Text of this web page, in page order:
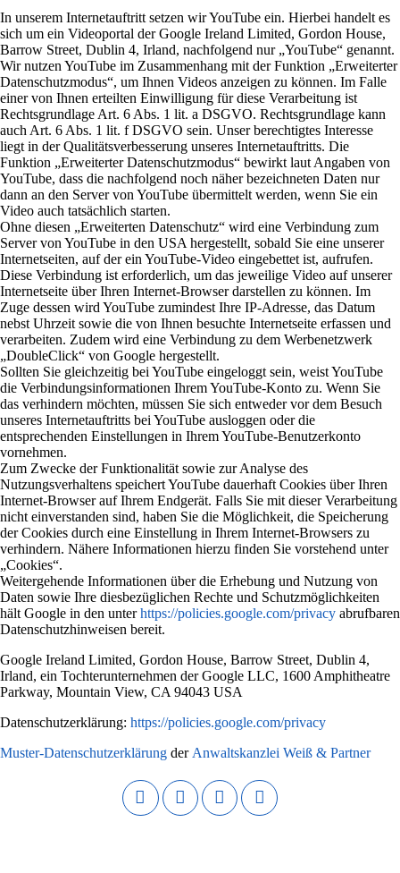
In unserem Internetauftritt setzen wir YouTube ein. Hierbei handelt es
sich um ein Videoportal der Google Ireland Limited, Gordon House,
Barrow Street, Dublin 4, Irland, nachfolgend nur „YouTube“ genannt.
Wir nutzen YouTube im Zusammenhang mit der Funktion „Erweiterter
Datenschutzmodus“, um Ihnen Videos anzeigen zu können. Im Falle
einer von Ihnen erteilten Einwilligung für diese Verarbeitung ist
Rechtsgrundlage Art. 6 Abs. 1 lit. a DSGVO. Rechtsgrundlage kann
auch Art. 6 Abs. 1 lit. f DSGVO sein. Unser berechtigtes Interesse
liegt in der Qualitätsverbesserung unseres Internetauftritts. Die
Funktion „Erweiterter Datenschutzmodus“ bewirkt laut Angaben von
YouTube, dass die nachfolgend noch näher bezeichneten Daten nur
dann an den Server von YouTube übermittelt werden, wenn Sie ein
Video auch tatsächlich starten.
Ohne diesen „Erweiterten Datenschutz“ wird eine Verbindung zum
Server von YouTube in den USA hergestellt, sobald Sie eine unserer
Internetseiten, auf der ein YouTube-Video eingebettet ist, aufrufen.
Diese Verbindung ist erforderlich, um das jeweilige Video auf unserer
Internetseite über Ihren Internet-Browser darstellen zu können. Im
Zuge dessen wird YouTube zumindest Ihre IP-Adresse, das Datum
nebst Uhrzeit sowie die von Ihnen besuchte Internetseite erfassen und
verarbeiten. Zudem wird eine Verbindung zu dem Werbenetzwerk
„DoubleClick“ von Google hergestellt.
Sollten Sie gleichzeitig bei YouTube eingeloggt sein, weist YouTube
die Verbindungsinformationen Ihrem YouTube-Konto zu. Wenn Sie
das verhindern möchten, müssen Sie sich entweder vor dem Besuch
unseres Internetauftritts bei YouTube ausloggen oder die
entsprechenden Einstellungen in Ihrem YouTube-Benutzerkonto
vornehmen.
Zum Zwecke der Funktionalität sowie zur Analyse des
Nutzungsverhaltens speichert YouTube dauerhaft Cookies über Ihren
Internet-Browser auf Ihrem Endgerät. Falls Sie mit dieser Verarbeitung
nicht einverstanden sind, haben Sie die Möglichkeit, die Speicherung
der Cookies durch eine Einstellung in Ihrem Internet-Browsers zu
verhindern. Nähere Informationen hierzu finden Sie vorstehend unter
„Cookies“.
Weitergehende Informationen über die Erhebung und Nutzung von
Daten sowie Ihre diesbezüglichen Rechte und Schutzmöglichkeiten
hält Google in den unterhttps://policies.google.com/privacy abrufbaren
Datenschutzhinweisen bereit.
Google Ireland Limited, Gordon House, Barrow Street, Dublin 4,
Irland, ein Tochterunternehmen der Google LLC, 1600 Amphitheatre
Parkway, Mountain View, CA 94043 USA
Datenschutzerklärung: https://policies.google.com/privacy
Muster-Datenschutzerklärung der Anwaltskanzlei Weiß & Partner